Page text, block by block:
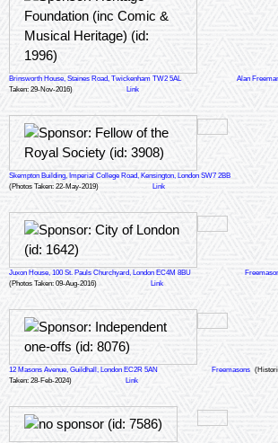
Brinsworth House, Staines Road, Twickenham TW2 5AL Alan
Taken: 29-Nov-2016)
Link
Skempton Building, Imperial College Road, Kensington, London SW7 2BB
(Photos Taken: 22-May-2019)
Link
Juxon House, 100 St. Pauls Churchyard, London EC4M 8BU
(Photos Taken: 09-Aug-2016)
Link
12 Masons Avenue, Guildhall, London EC2R 5AN Freemasons
Taken: 28-Feb-2024)
Link